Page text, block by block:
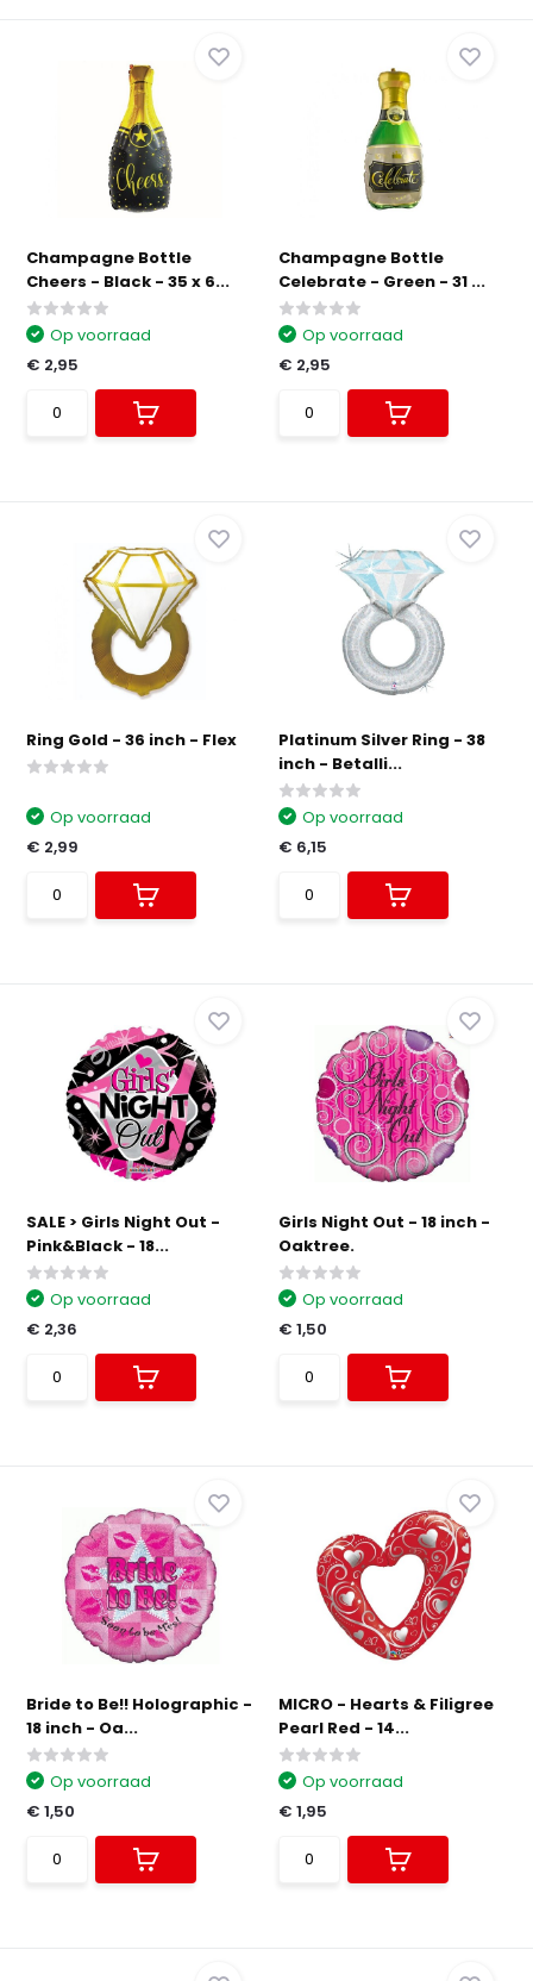
Champagne Bottle
Cheers - Black - 35 x 6...
Op voorraad
€ 2,95
Champagne Bottle
Celebrate - Green - 31 ...
Op voorraad
€ 2,95
Ring Gold - 36 inch - Flex
Op voorraad
€ 2,99
Platinum Silver Ring - 38
inch - Betalli...
Op voorraad
€ 6,15
SALE > Girls Night Out -
Pink&Black - 18...
Op voorraad
€ 2,36
Girls Night Out - 18 inch -
Oaktree.
Op voorraad
€ 1,50
Bride to Be!! Holographic -
18 inch - Oa...
Op voorraad
€ 1,50
MICRO - Hearts & Filigree
Pearl Red - 14...
Op voorraad
€ 1,95